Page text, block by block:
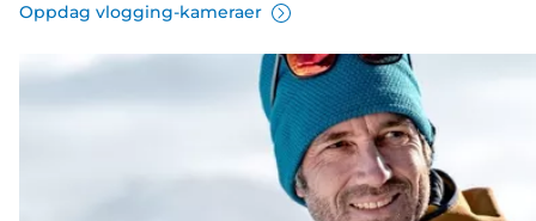
Oppdag vlogging-kameraer